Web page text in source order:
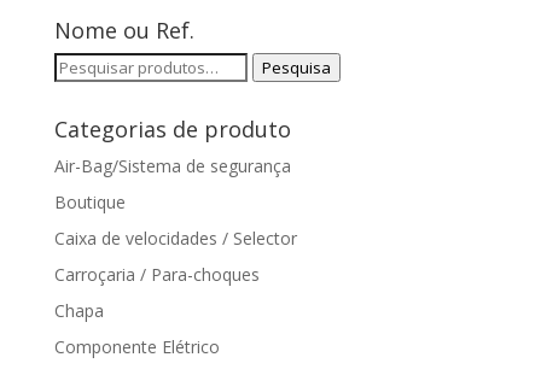
Nome ou Ref.
Pesquisar
Pesquisa
Categorias de produto
Air-Bag/Sistema de segurança
Boutique
Caixa de velocidades / Selector
Carroçaria / Para-choques
Chapa
Componente Elétrico